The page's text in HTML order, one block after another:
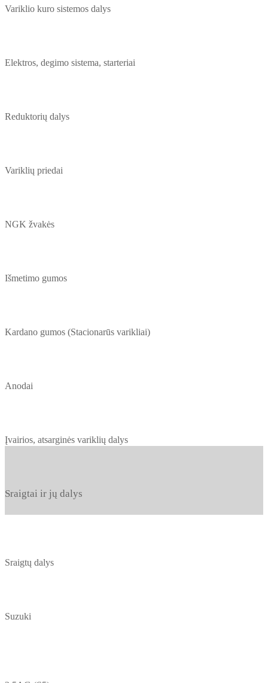
Variklio kuro sistemos dalys
Elektros, degimo sistema, starteriai
Reduktorių dalys
Variklių priedai
NGK žvakės
Išmetimo gumos
Kardano gumos (Stacionarūs varikliai)
Anodai
Įvairios, atsarginės variklių dalys
Sraigtai ir jų dalys
Sraigtų dalys
Suzuki